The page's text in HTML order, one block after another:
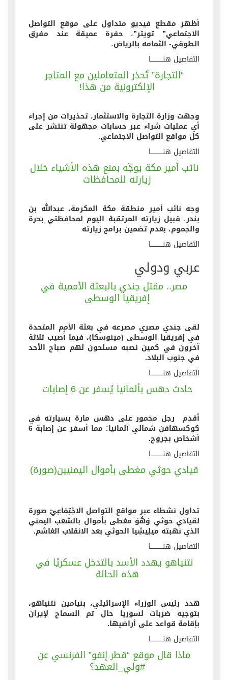
أظهر مقطع فيديو متداول على موقع التواصل
الاجتماعي” تويتر”، حفرة عميقة عند مفرق
الطوقي- الثمامه بالرياض،
التفاصيل هنــــــــــــا
“التجارة” تُحذر المتعاملين مع المتاجر
الإلكترونية من هذا!
وجهت وزارة التجارة والاستثمار، تحذيرات من إجراء
أي عمليات شراء عبر حسابات مجهولة تنتشر على
كل مواقع التواصل الاجتماعي.
التفاصيل هنــــــــــــا
نائب أمير مكة يوجِّه بمنع هذه الأشياء خلال
زيارته للمحافظات
وجه نائب أمير منطقة مكة المكرمة، عبدالله بن
بندر، قبيل زيارته المرتقبة اليوم لمحافظتي بحرة
والجموم، بعدم تضمين برامج زيارته
التفاصيل هنــــــــــــا
عربي ودولي
مصر.. مقتل جندي بالبعثة الأممية في
إفريقيا الوسطى
لقى جندي مصري مصرعه في بعثة الأمم المتحدة
في إفريقيا الوسطى (مينوسكا)، فيما أُصيب ثلاثة
آخرون في كمين نصبه مسلحون لهم صباح الأحد
في جنوب البلاد.
التفاصيل هنــــــــــــا
حادث دهس بألمانيا يُسفر عن 6 إصابات
أقدم رجل مخمور على دهس مارة بسيارته في
كوكسهافن شمالي ألمانيا؛ مما أسفر عن إصابة 6
أشخاص بجروح.
التفاصيل هنــــــــــــا
قيادي حوثي مغطى بأموال اليمنيين(صورة)
تداول نشطاء عبر مواقع التواصل الاجْتِمَاعِيّ صورة
لقيادي حوثي وَهُوَ مغطى بأموال بالشعب اليمني
الذي نهبته ميلِيشِيا الحوثي بعد الانقلاب الغاشم.
التفاصيل هنــــــــــــا
نتنياهو يهدد الأسد بالتدخل عسكريًا في
هذه الحالة
هدد رئيس الوزراء الإسرائيلي، بنيامين نتنياهو،
بتوجيه ضربات لسوريا حال تم السماح لإيران
بإقامة قواعد على أراضيها.
التفاصيل هنــــــــــــا
ماذا قال موقع “قطر إنفو” الفرنسي عن
#ولي_العهد؟